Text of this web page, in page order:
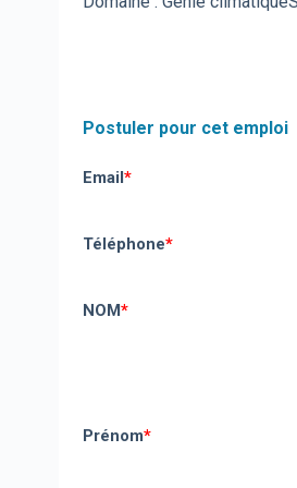
Postuler pour cet emploi
Email*
Téléphone*
NOM*
Prénom*